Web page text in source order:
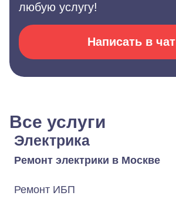
любую услугу!
Написать в чат
Все услуги
Электрика
Ремонт электрики в Москве
Ремонт ИБП